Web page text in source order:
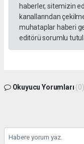
haberler, sitemizin
kanallarından
muhataplar haberi
editörü sorumlu
Okuyucu Yorumları (0)